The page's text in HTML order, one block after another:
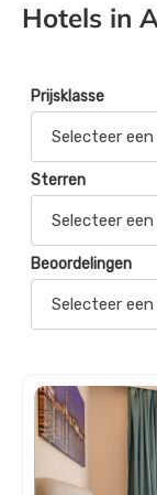
Hotels in
Prijsklasse
Selecteer
Sterren
Selecteer
Beoordelingen
Selecteer